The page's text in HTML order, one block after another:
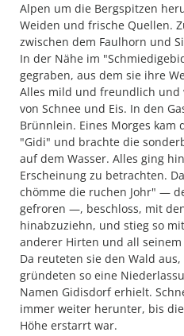
Alpen um die Bergspitzen
Weiden und frische Quellen.
zwischen dem Faulhorn und
In der Nähe im
gegraben, aus dem sie ihre
Alles mild und freundlich und
von Schnee und Eis. In den
Brünnlein. Eines Morges kam
"Gidi" und brachte die
auf dem Wasser. Alles ging
Erscheinung zu betrachten.
chömme die ruchen Johr" —
gefroren —, beschloss, mit
hinabzuziehn, und stieg so
anderer Hirten und all
Da reuteten sie den Wald
gründeten so eine
Namen Gidisdorf erhielt.
immer weiter herunter, bis
Höhe erstarrt war.